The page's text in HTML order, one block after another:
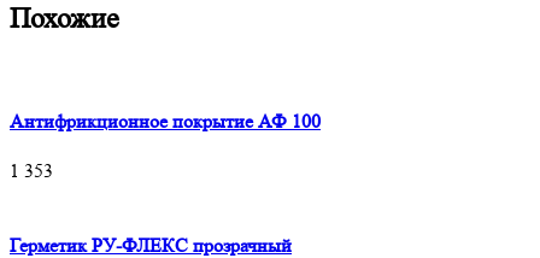
Похожие
Антифрикционное покрытие АФ 100
1 353
Герметик РУ-ФЛЕКС прозрачный